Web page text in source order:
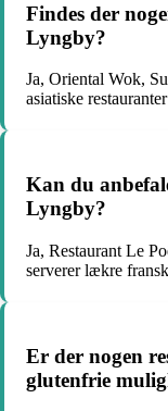
Findes der
Lyngby?
Ja, Oriental Wok,
asiatiske
Kan du
Lyngby?
Ja, Restaurant Le
serverer lækre
Er der nogen
glutenfrie